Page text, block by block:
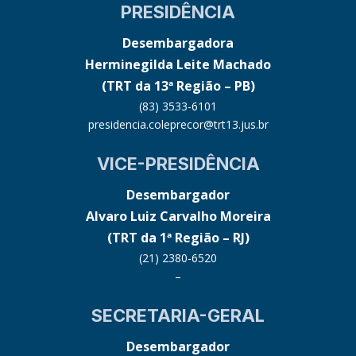
PRESIDÊNCIA
Desembargadora
Herminegilda Leite Machado
(TRT da 13ª Região – PB)
(83) 3533-6101
presidencia.coleprecor@trt13.jus.br
VICE-PRESIDÊNCIA
Desembargador
Alvaro Luiz Carvalho Moreira
(TRT da 1ª Região – RJ)
(21) 2380-6520
–
SECRETARIA-GERAL
Desembargador